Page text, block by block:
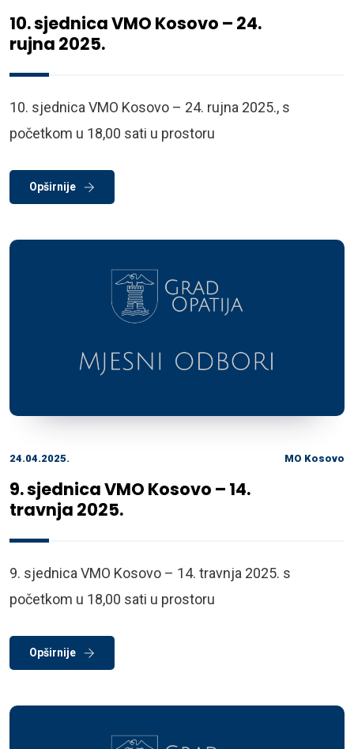
10. sjednica VMO Kosovo – 24.
rujna 2025.
10. sjednica VMO Kosovo – 24. rujna 2025., s
početkom u 18,00 sati u prostoru
Opširnije
24.04.2025. MO Kosovo
9. sjednica VMO Kosovo – 14.
travnja 2025.
9. sjednica VMO Kosovo – 14. travnja 2025. s
početkom u 18,00 sati u prostoru
Opširnije